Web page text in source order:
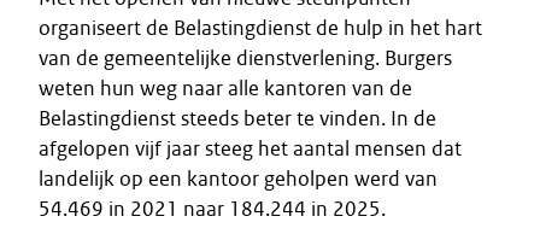
organiseert de Belastingdienst de hulp in het hart
van de gemeentelijke dienstverlening. Burgers
weten hun weg naar alle kantoren van de
Belastingdienst steeds beter te vinden. In de
afgelopen vijf jaar steeg het aantal mensen dat
landelijk op een kantoor geholpen werd van
54.469 in 2021 naar 184.244 in 2025.